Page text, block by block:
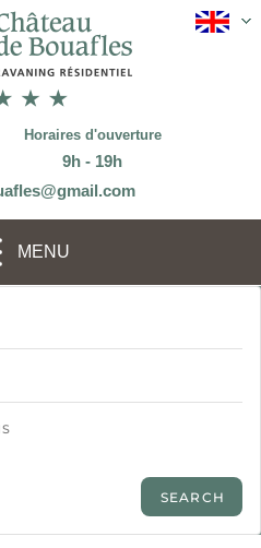
Horaires d'ouverture
9h - 19h
MENU